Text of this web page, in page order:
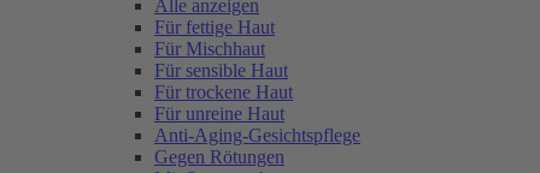
Alle anzeigen
Für fettige Haut
Für Mischhaut
Für sensible Haut
Für trockene Haut
Für unreine Haut
Anti-Aging-Gesichtspflege
Gegen Rötungen